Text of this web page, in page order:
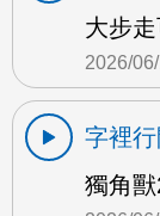
大步
2026/
字裡
獨角